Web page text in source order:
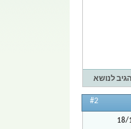
לנושא
#2
18/